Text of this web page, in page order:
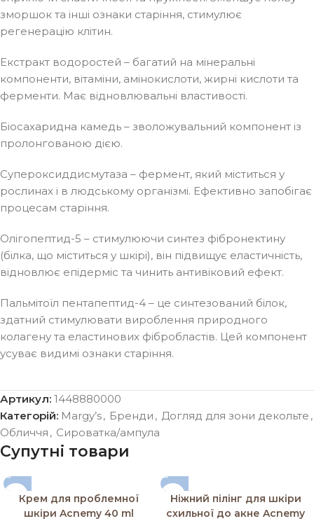
зморшок та інші ознаки старіння, стимулює
регенерацію клітин.
Екстракт водоростей – багатий на мінеральні
компоненти, вітаміни, амінокислоти, жирні кислоти та
ферменти. Має відновлювальні властивості.
Біосахаридна камедь – зволожувальний компонент із
пролонгованою дією.
Супероксиддисмутаза – фермент, який міститься у
рослинах і в людському організмі. Ефективно запобігає
процесам старіння.
Олігопептид-5 – стимулюючи синтез фібронектину
(білка, що міститься у шкірі), він підвищує еластичність,
відновлює епідерміс та чинить антивіковий ефект.
Пальмітоїл пентапептид-4 – це синтезований білок,
здатний стимулювати вироблення природного
колагену та еластинових фібробластів. Цей компонент
усуває видимі ознаки старіння.
Артикул: 1448880000
Категорій: Margy’s, Бренди , Догляд для зони декольте ,
Обличчя , Сироватка/ампула
Супутні товари
Крем для проблемної
шкіри Acnemy 40 ml
Ніжний пілінг для шкіри
схильної до акне Acnemy